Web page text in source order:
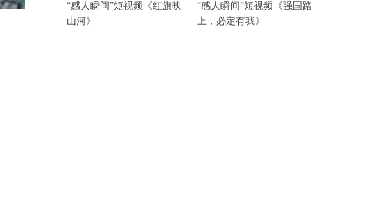
“感人瞬间”短视频《红旗映
山河》
“感人瞬间”短视频《强国路
上，必定有我》